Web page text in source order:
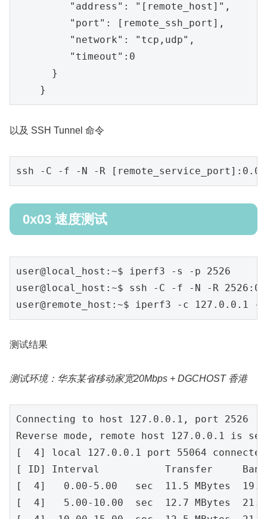
"address" : "[remote_host]" ,
"port" : [remote_ssh_port],
"network" : "tcp,udp" ,
"timeout" : 0
      }
    }
以及 SSH Tunnel 命令
ssh -C -f -N -R [remote_service_port]
0x03 速度测试
user@local_host :~$ iperf3 -s -p 2526
user@local_host :~$ ssh -C -f -N -R 2526 : 0
user@remote_host :~$ iperf3 -c 127.0 . 0 . 1 -
测试结果
测试环境：华东某省移动家宽20Mbps + DGCHOST 香港
Connecting to host 127.0 .0 .1 , port 2526
Reverse mode, remote host
127.0 .0 .1 is
[ 4] local 127.0 .0 .1 port 55064
[ ID] Interval           Transfer
[ 4] 0.00-5.00 sec 11.5 MBytes 19.3
[ 4] 5.00-10.00 sec 12.7 MBytes 21.4